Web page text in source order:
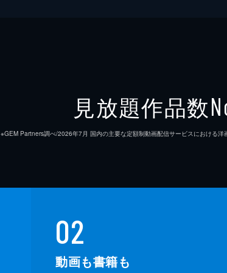
見放題作品数
※GEM Partners調べ/2026年7⽉ 国内の主要な定額制動画配信サービスにおける
02
動画も書籍も